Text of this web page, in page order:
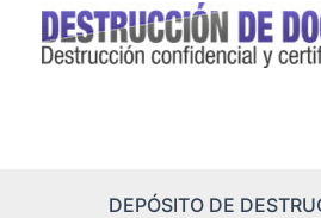
DEPÓSITO DE